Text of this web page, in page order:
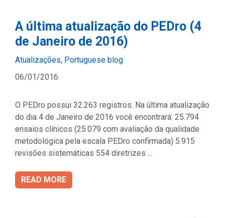
A última atualização do PEDro (4
de Janeiro de 2016)
Categories
Atualizações, Portuguese blog
06/01/2016
O PEDro possui 32.263 registros. Na última atualização
do dia 4 de Janeiro de 2016 você encontrará: 25.794
ensaios clínicos (25.079 com avaliação da qualidade
metodológica pela escala PEDro confirmada) 5.915
revisões sistemáticas 554 diretrizes …
READ MORE